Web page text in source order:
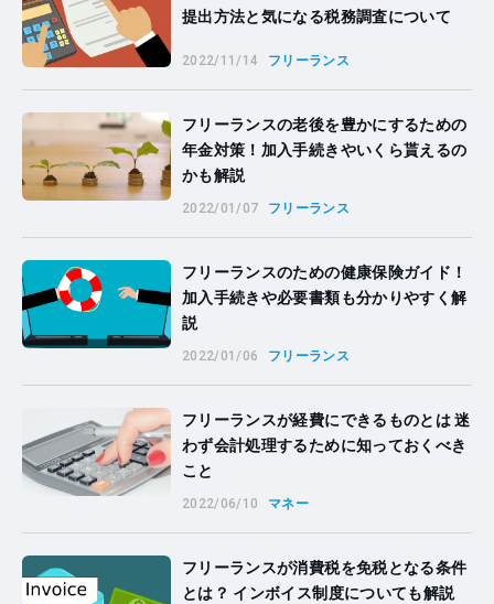
提出方法と気になる税務調査について
2022/11/14 フリーランス
フリーランスの老後を豊かにするための
年金対策！加入手続きやいくら貰えるの
かも解説
2022/01/07 フリーランス
フリーランスのための健康保険ガイド！
加入手続きや必要書類も分かりやすく解
説
2022/01/06 フリーランス
フリーランスが経費にできるものとは 迷
わず会計処理するために知っておくべき
こと
2022/06/10 マネー
フリーランスが消費税を免税となる条件
とは？ インボイス制度についても解説